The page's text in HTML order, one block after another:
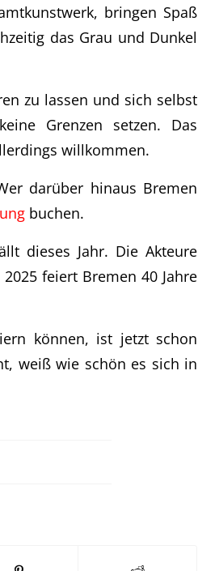
bringen Spaß
das Grau und Dunkel
zu lassen und sich selbst
Grenzen setzen. Das
willkommen.
darüber hinaus Bremen
buchen.
dieses Jahr. Die Akteure
feiert Bremen 40 Jahre
können, ist jetzt schon
weiß wie schön es sich in